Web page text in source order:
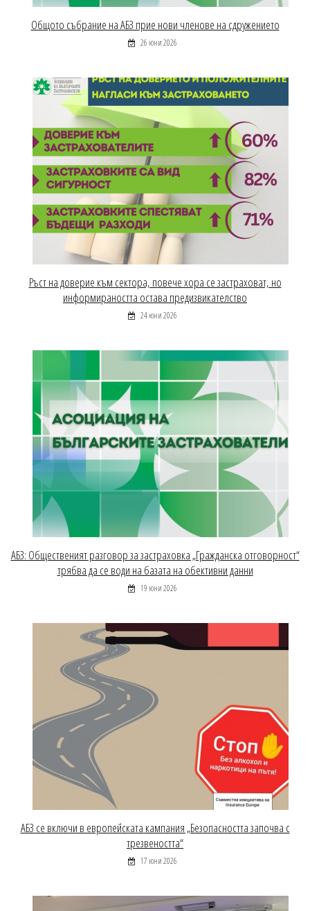
Общото събрание на АБЗ прие нови членове на сдружението
26 юни 2026
Ръст на доверие към сектора, повече хора се застраховат, но
информираността остава предизвикателство
24 юни 2026
АБЗ: Общественият разговор за застраховка „Гражданска отговорност“
трябва да се води на базата на обективни данни
19 юни 2026
АБЗ се включи в европейската кампания „Безопасността започва с
трезвеността“
17 юни 2026